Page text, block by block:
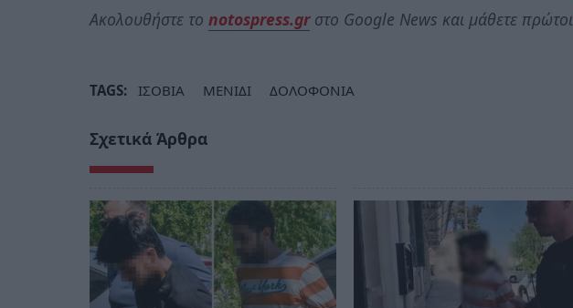
Ακολουθήστε το notospress.grστο Google News και μάθετε πρώτοι
TAGS: ΙΣΟΒΙΑ ΜΕΝΙΔΙ ΔΟΛΟΦΟΝΙΑ
Σχετικά Άρθρα